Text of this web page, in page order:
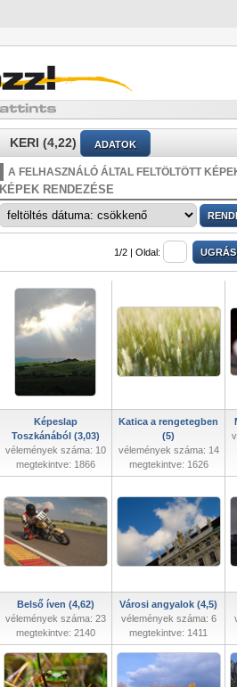
KERI (4,22) ADATOK
A FELHASZNÁLÓ ÁLTAL FELTÖLTÖTT
KÉPEK RENDEZÉSE
1/2 | Oldal:
Képeslap
Toszkánából (3,03)
vélemények száma: 10
megtekintve: 1866
Katica a rengetegben
(5)
vélemények száma: 14
megtekintve: 1626
Belső íven (4,62)
vélemények száma: 23
megtekintve: 2140
Városi angyalok (4,5)
vélemények száma: 6
megtekintve: 1411